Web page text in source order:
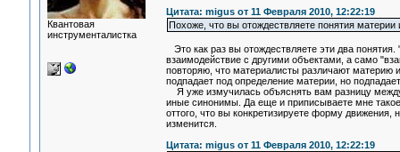
Квантовая
инструменталистка
Цитата: migus от 11 Февраля 2010, 12:22:19
Похоже, что вы отождествляете понятия
Это как раз вы отождествляете эти два
взаимодействие с другими объектами, а само
повторяю, что материалисты различают материю
подпадает под определение материи, но
Я уже измучилась объяснять вам разницу
иные синонимы. Да еще и приписываете мне
оттого, что вы конкретизируете форму
изменится.
Цитата: migus от 11 Февраля 2010, 12:22:19